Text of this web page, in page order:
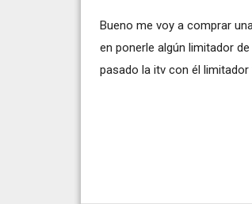
Bueno me voy a comprar
en ponerle algún limitador
pasado la itv con él